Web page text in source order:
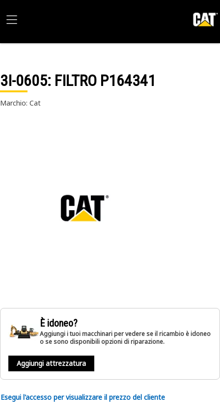
3I-0605: FILTRO P164341
Marchio: Cat
È idoneo?
Aggiungi i tuoi macchinari per vedere se il ricambio è idoneo
o se sono disponibili opzioni di riparazione.
Aggiungi attrezzatura
Esegui l'accesso per visualizzare il prezzo del cliente